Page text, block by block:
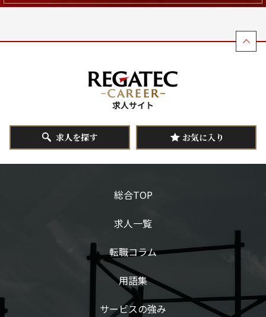
求人を探す お気に入り
総合TOP
求人一覧
転職コラム
用語集
サービスの強み